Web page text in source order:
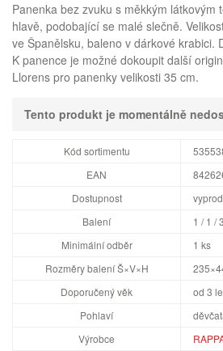
Panenka bez zvuku s měkkým látkovým
hlavě, podobající se malé slečně.
ve Španělsku, baleno v dárkové krabici.
K panence je možné dokoupit další
Llorens pro panenky velikosti 35 cm.
Tento produkt je momentálně
Kód sortimentu
EAN
Dostupnost
Balení
1 / 1 / 3
Minimální odběr
1 ks
Rozměry balení Š×V×H
Doporučený věk
od 3
Pohlaví
Výrobce